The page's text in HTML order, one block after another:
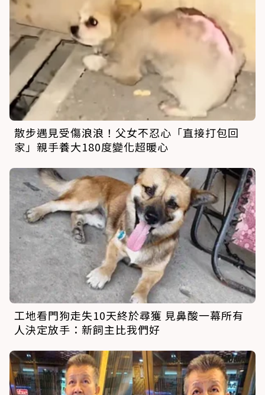
散步遇見受傷浪浪！父女不忍心「直接打包回
家」親手養大180度變化超暖心
工地看門狗走失10天終於尋獲 見鼻酸一幕所有
人決定放手：新飼主比我們好